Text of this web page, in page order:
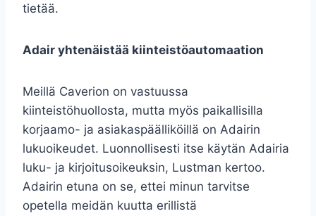
tietää.
Adair yhtenäistää kiinteistöautomaation
Meillä Caverion on vastuussa
kiinteistöhuollosta, mutta myös paikallisilla
korjaamo- ja asiakaspäälliköillä on Adairin
lukuoikeudet. Luonnollisesti itse käytän Adairia
luku- ja kirjoitusoikeuksin, Lustman kertoo.
Adairin etuna on se, ettei minun tarvitse
opetella meidän kuutta erillistä